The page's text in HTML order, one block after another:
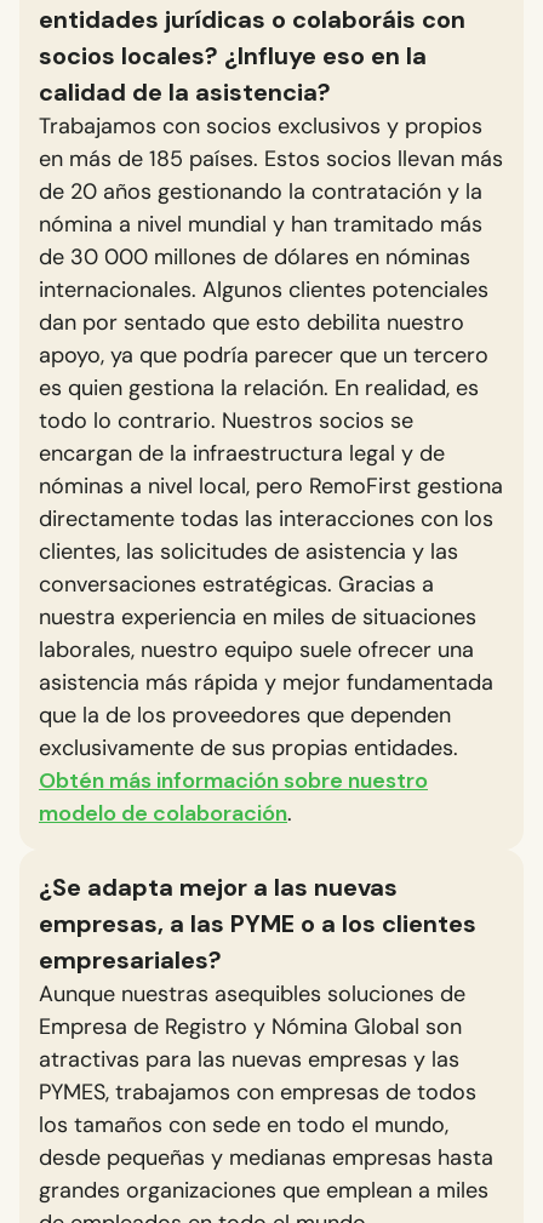
entidades jurídicas o colaboráis con
socios locales? ¿Influye eso en la
calidad de la asistencia?
Trabajamos con socios exclusivos y propios
en más de 185 países. Estos socios llevan más
de 20 años gestionando la contratación y la
nómina a nivel mundial y han tramitado más
de 30 000 millones de dólares en nóminas
internacionales. Algunos clientes potenciales
dan por sentado que esto debilita nuestro
apoyo, ya que podría parecer que un tercero
es quien gestiona la relación. En realidad, es
todo lo contrario. Nuestros socios se
encargan de la infraestructura legal y de
nóminas a nivel local, pero RemoFirst gestiona
directamente todas las interacciones con los
clientes, las solicitudes de asistencia y las
conversaciones estratégicas. Gracias a
nuestra experiencia en miles de situaciones
laborales, nuestro equipo suele ofrecer una
asistencia más rápida y mejor fundamentada
que la de los proveedores que dependen
exclusivamente de sus propias entidades.
Obtén más información sobre nuestro
modelo de colaboración.
¿Se adapta mejor a las nuevas
empresas, a las PYME o a los clientes
empresariales?
Aunque nuestras asequibles soluciones de
Empresa de Registro y Nómina Global son
atractivas para las nuevas empresas y las
PYMES, trabajamos con empresas de todos
los tamaños con sede en todo el mundo,
desde pequeñas y medianas empresas hasta
grandes organizaciones que emplean a miles